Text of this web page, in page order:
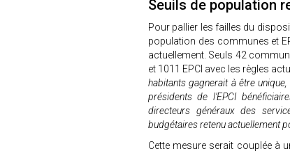
Seuils de population
Pour pallier les failles du
population des communes et
actuellement. Seuls 42
et 1011 EPCI avec les règles
habitants gagnerait à être
présidents de l’EPCI
directeurs généraux des
budgétaires retenu actuellement
Cette mesure serait couplée à